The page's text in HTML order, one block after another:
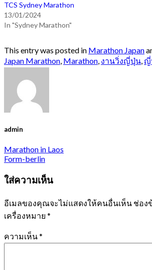
TCS Sydney Marathon
13/01/2024
In "Sydney Marathon"
This entry was posted in Marathon Japan
Japan Marathon, Marathon, งานวิ่งญี่ปุ่น,ญี่
admin
Marathon in Laos
Form-berlin
ใส่ความเห็น
อีเมลของคุณจะไม่แสดงให้คนอื่นเห็น ช่อง
เครื่องหมาย *
ความเห็น*